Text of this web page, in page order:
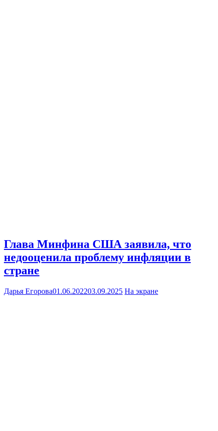
Глава Минфина США заявила, что
недооценила проблему инфляции в
стране
Дарья Егорова01.06.202203.09.2025 На экране